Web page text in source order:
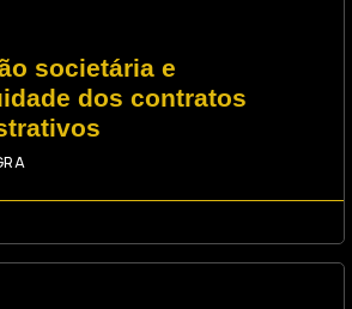
societária e
dos contratos